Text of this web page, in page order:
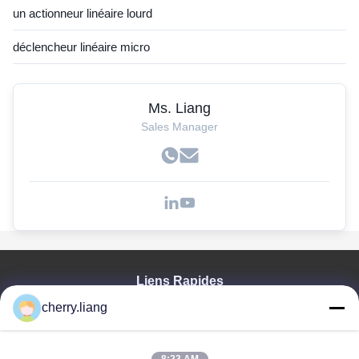
un actionneur linéaire lourd
déclencheur linéaire micro
Ms. Liang
Sales Manager
Liens Rapides
Produits
cherry.liang